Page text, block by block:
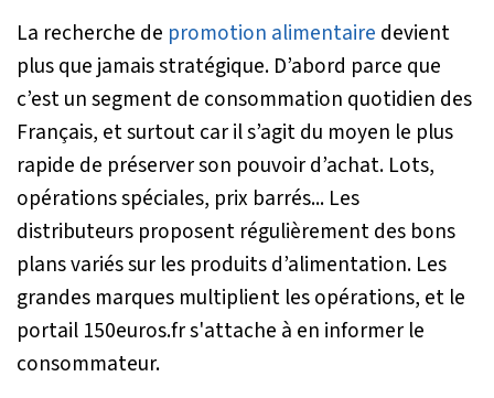
La recherche de promotion alimentaire devient
plus que jamais stratégique. D’abord parce que
c’est un segment de consommation quotidien des
Français, et surtout car il s’agit du moyen le plus
rapide de préserver son pouvoir d’achat. Lots,
opérations spéciales, prix barrés... Les
distributeurs proposent régulièrement des bons
plans variés sur les produits d’alimentation. Les
grandes marques multiplient les opérations, et le
portail 150euros.fr s'attache à en informer le
consommateur.